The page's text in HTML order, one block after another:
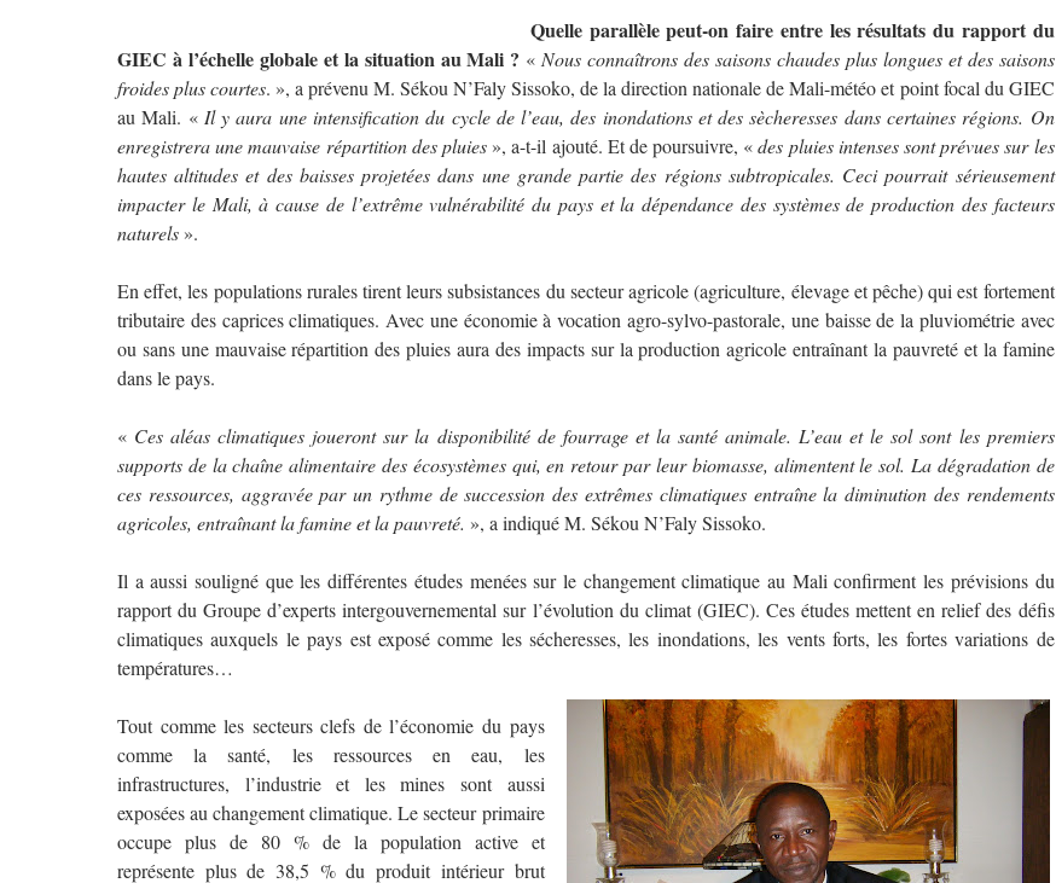
Quelle parallèle peut-on faire entre les résultats du rapport du
GIEC à l’échelle globale et la situation au Mali ? « Nous connaîtrons des saisons chaudes plus longues et des saisons
froides plus courtes. », a prévenu M. Sékou N’Faly Sissoko, de la direction nationale de Mali-météo et point focal du GIEC
au Mali. « Il y aura une intensification du cycle de l’eau, des inondations et des sècheresses dans certaines régions. On
enregistrera une mauvaise répartition des pluies», a-t-il ajouté. Et de poursuivre, «des pluies intenses sont prévues sur les
hautes altitudes et des baisses projetées dans une grande partie des régions subtropicales. Ceci pourrait sérieusement
impacter le Mali, à cause de l’extrême vulnérabilité du pays et la dépendance des systèmes de production des facteurs
naturels ».
En effet, les populations rurales tirent leurs subsistances du secteur agricole (agriculture, élevage et pêche) qui est fortement
tributaire des caprices climatiques. Avec une économie à vocation agro-sylvo-pastorale, une baisse de la pluviométrie avec
ou sans une mauvaise répartition des pluies aura des impacts sur la production agricole entraînant la pauvreté et la famine
dans le pays.
« Ces aléas climatiques joueront sur la disponibilité de fourrage et la santé animale. L’eau et le sol sont les premiers
supports de la chaîne alimentaire des écosystèmes qui, en retour par leur biomasse, alimentent le sol. La dégradation de
ces ressources, aggravée par un rythme de succession des extrêmes climatiques entraîne la diminution des rendements
agricoles, entraînant la famine et la pauvreté. », a indiqué M. Sékou N’Faly Sissoko.
Il a aussi souligné que les différentes études menées sur le changement climatique au Mali confirment les prévisions du
rapport du Groupe d’experts intergouvernemental sur l’évolution du climat (GIEC). Ces études mettent en relief des défis
climatiques auxquels le pays est exposé comme les sécheresses, les inondations, les vents forts, les fortes variations de
températures…
Tout comme les secteurs clefs de l’économie du pays
comme la santé, les ressources en eau, les
infrastructures, l’industrie et les mines sont aussi
exposées au changement climatique. Le secteur primaire
occupe plus de 80 % de la population active et
représente plus de 38,5 % du produit intérieur brut